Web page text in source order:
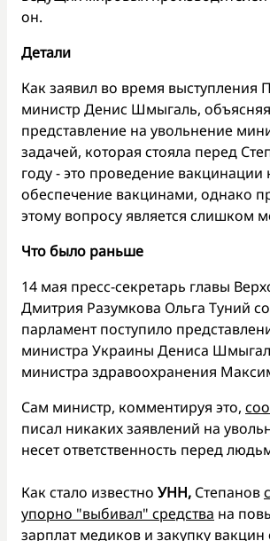
он.
Детали
Как заявил во время выступления
министр Денис Шмыгаль, объясняя
представление на увольнение
задачей, которая стояла перед
году - это проведение вакцинации
обеспечение вакцинами, однако
этому вопросу является слишком
Что было раньше
14 мая пресс-секретарь главы
Дмитрия Разумкова Ольга Туний
парламент поступило
министра Украины Дениса
министра здравоохранения
Сам министр, комментируя это,
писал никаких заявлений на
несет ответственность перед
Как стало известно УНН, Степанов
упорно "выбивал" средства на
зарплат медиков и закупку вакцин